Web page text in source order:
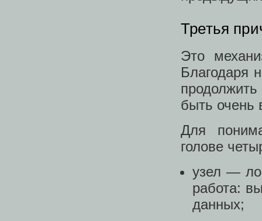
Третья
Это
Благодаря
быть очень
Для
голове
узел —
работа:
данных;